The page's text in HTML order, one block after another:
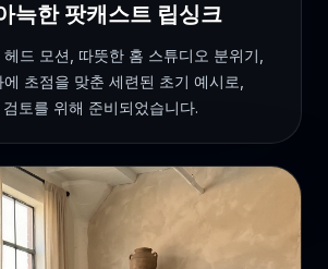
늑한 팟캐스트 립싱크
드 모션, 따뜻한 홈 스튜디오 분위기,
초점을 맞춘 세련된 초기 예시로,
토를 위해 준비되었습니다.